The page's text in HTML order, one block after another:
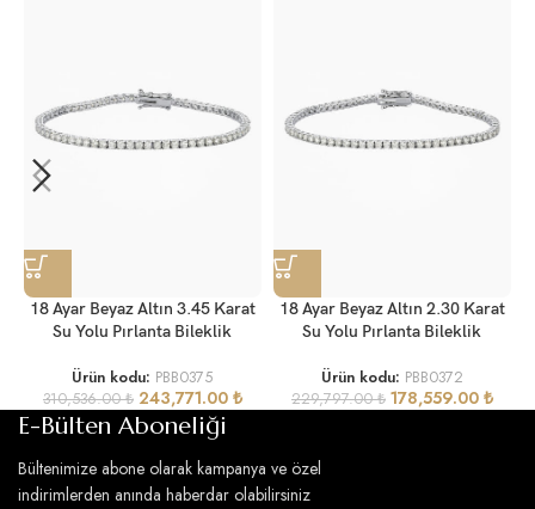
18 Ayar Beyaz Altın 3.45 Karat
Su Yolu Pırlanta Bileklik
Ürün kodu: PBB0375
310,536.00₺ 243,771.00 ₺
18 Ayar Beyaz Altın 2.30 Karat
Su Yolu Pırlanta Bileklik
Ürün kodu: PBB0372
229,797.00₺ 178,559.00 ₺
E-Bülten Aboneliği
Bültenimize abone olarak kampanya ve özel
indirimlerden anında haberdar olabilirsiniz